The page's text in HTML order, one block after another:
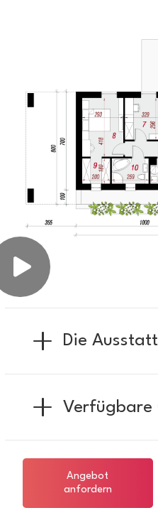
Die
Verfügbare
Angebot
anfordern